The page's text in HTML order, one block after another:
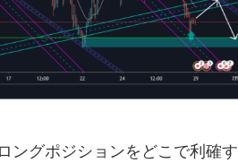
ングポジションをどこで利確